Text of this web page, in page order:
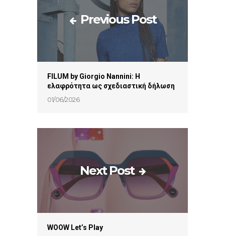
Previous Post
FILUM by Giorgio Nannini: Η
ελαφρότητα ως σχεδιαστική δήλωση
01/06/2026
Next Post
WOOW Let’s Play